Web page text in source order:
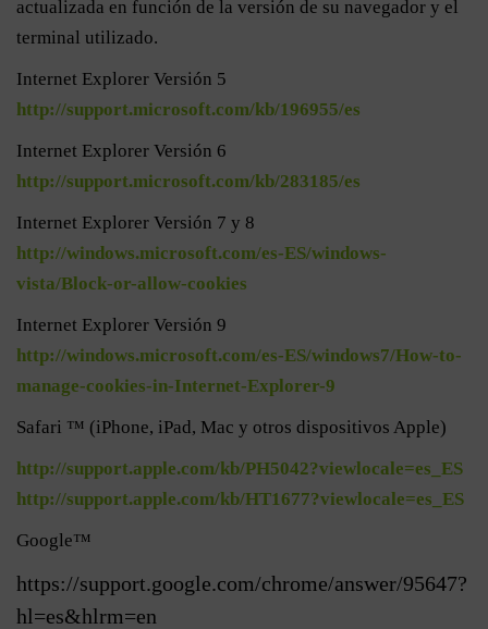
actualizada en función de la versión de su navegador y el
terminal utilizado.
Internet Explorer Versión 5
http://support.microsoft.com/kb/196955/es
Internet Explorer Versión 6
http://support.microsoft.com/kb/283185/es
Internet Explorer Versión 7 y 8
http://windows.microsoft.com/es-ES/windows-
vista/Block-or-allow-cookies
Internet Explorer Versión 9
http://windows.microsoft.com/es-ES/windows7/How-to-
manage-cookies-in-Internet-Explorer-9
Safari ™ (iPhone, iPad, Mac y otros dispositivos Apple)
http://support.apple.com/kb/PH5042?viewlocale=es_ES
http://support.apple.com/kb/HT1677?viewlocale=es_ES
Google™
https://support.google.com/chrome/answer/95647?
hl=es&hlrm=en